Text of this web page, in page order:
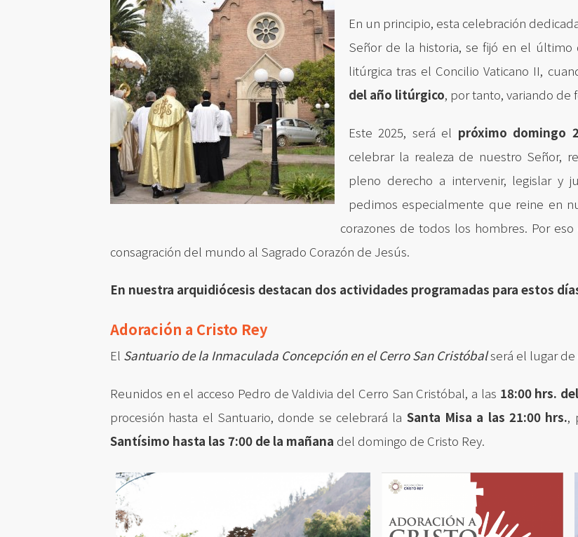
En un principio, esta celebración
Señor de la historia, se fijó en el
litúrgica tras el Concilio Vaticano II,
del año litúrgico, por tanto, variando de
Este 2025, será el próximo domingo
celebrar la realeza de nuestro Señor,
pleno derecho a intervenir, legislar y
pedimos especialmente que reine en
corazones de todos los hombres. Por
consagración del mundo al Sagrado Corazón de Jesús.
En nuestra arquidiócesis destacan dos actividades programadas para estos
Adoración a Cristo Rey
El Santuario de la Inmaculada Concepción en el Cerro San Cristóbalserá el lugar de
Reunidos en el acceso Pedro de Valdivia del Cerro San Cristóbal, a las 18:00 hrs.
procesión hasta el Santuario, donde se celebrará la Santa Misa a las 21:00 hrs.,
Santísimo hasta las 7:00 de la mañana del domingo de Cristo Rey.